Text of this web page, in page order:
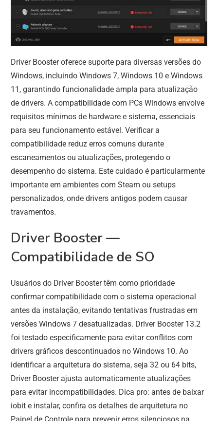
Driver Booster oferece suporte para diversas versões do
Windows, incluindo Windows 7, Windows 10 e Windows
11, garantindo funcionalidade ampla para atualização
de drivers. A compatibilidade com PCs Windows envolve
requisitos mínimos de hardware e sistema, essenciais
para seu funcionamento estável. Verificar a
compatibilidade reduz erros comuns durante
escaneamentos ou atualizações, protegendo o
desempenho do sistema. Este cuidado é particularmente
importante em ambientes com Steam ou setups
personalizados, onde drivers antigos podem causar
travamentos.
Driver Booster —
Compatibilidade de SO
Usuários do Driver Booster têm como prioridade
confirmar compatibilidade com o sistema operacional
antes da instalação, evitando tentativas frustradas em
versões Windows 7 desatualizadas. Driver Booster 13.2
foi testado especificamente para evitar conflitos com
drivers gráficos descontinuados no Windows 10. Ao
identificar a arquitetura do sistema, seja 32 ou 64 bits,
Driver Booster ajusta automaticamente atualizações
para evitar incompatibilidades. Dica pro: antes de baixar
iobit e instalar, confira os detalhes de arquitetura no